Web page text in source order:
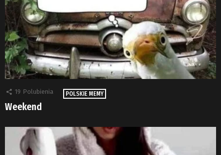
19 Polubienia POLSKIE MEMY
Weekend